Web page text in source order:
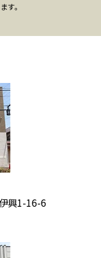
。
興1-16-6